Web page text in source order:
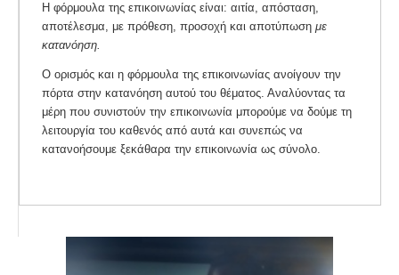
Η φόρμουλα της επικοινωνίας είναι: αιτία, απόσταση,
αποτέλεσμα, με πρόθεση, προσοχή και αποτύπωση με
κατανόηση.
Ο ορισμός και η φόρμουλα της επικοινωνίας ανοίγουν την
πόρτα στην κατανόηση αυτού του θέματος. Αναλύοντας τα
μέρη που συνιστούν την επικοινωνία μπορούμε να δούμε τη
λειτουργία του καθενός από αυτά και συνεπώς να
κατανοήσουμε ξεκάθαρα την επικοινωνία ως σύνολο.